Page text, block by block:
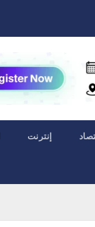
إنترنت